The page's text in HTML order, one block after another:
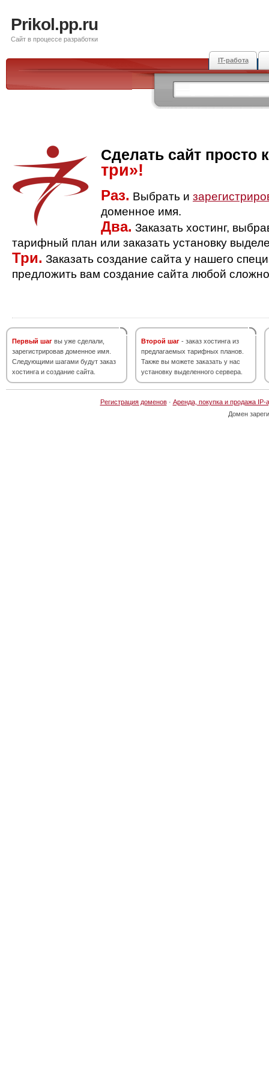
Prikol.pp.ru
Сайт в процессе разработки
IT-работа
Сделать сайт просто
три»!
Раз. Выбрать и
доменное имя.
Два. Заказать хостинг,
тарифный план или заказать установку
Три. Заказать создание сайта у нашего
предложить вам создание сайта любой
Первый шаг вы уже сделали,
зарегистрировав доменное имя.
Следующими шагами будут заказ
хостинга и создание сайта.
Второй шаг - заказ хостинга из
предлагаемых тарифных планов.
Также вы можете заказать у нас
установку выделенного сервера.
Регистрация доменов· Аренда, покупка и продажа IP-
Домен